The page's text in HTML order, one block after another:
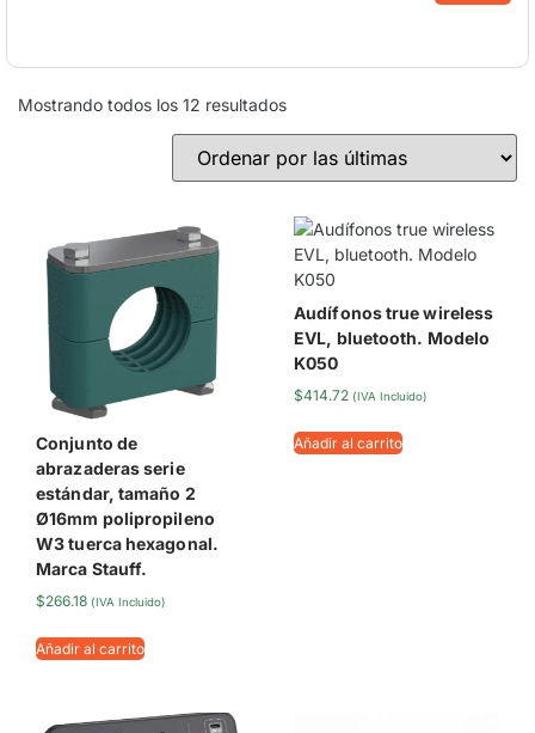
Mostrando todos los 12 resultados
Conjunto de
abrazaderas serie
estándar, tamaño 2
Ø16mm polipropileno
W3 tuerca hexagonal.
Marca Stauff.
$266.18 (IVA Incluido)
Añadir al carrito
Audífonos true wireless
EVL, bluetooth. Modelo
K050
$414.72 (IVA Incluido)
Añadir al carrito